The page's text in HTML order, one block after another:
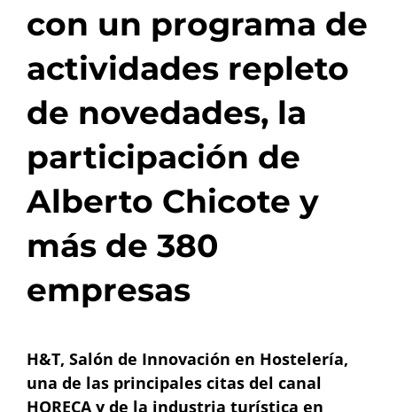
con un programa de
actividades repleto
de novedades, la
participación de
Alberto Chicote y
más de 380
empresas
H&T, Salón de Innovación en Hostelería,
una de las principales citas del canal
HORECA y de la industria turística en